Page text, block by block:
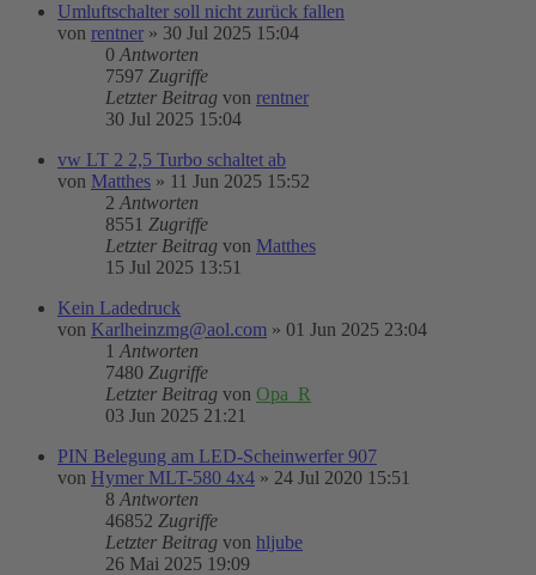
Umluftschalter soll nicht zurück fallen
von rentner » 30 Jul 2025 15:04
0 Antworten
7597 Zugriffe
Letzter Beitrag von rentner
30 Jul 2025 15:04
vw LT 2 2,5 Turbo schaltet ab
von Matthes » 11 Jun 2025 15:52
2 Antworten
8551 Zugriffe
Letzter Beitrag von Matthes
15 Jul 2025 13:51
Kein Ladedruck
von Karlheinzmg@aol.com » 01 Jun 2025 23:04
1 Antworten
7480 Zugriffe
Letzter Beitrag von Opa_R
03 Jun 2025 21:21
PIN Belegung am LED-Scheinwerfer 907
von Hymer MLT-580 4x4 » 24 Jul 2020 15:51
8 Antworten
46852 Zugriffe
Letzter Beitrag von hljube
26 Mai 2025 19:09